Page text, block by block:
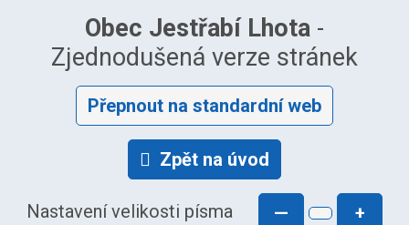
Obec Jestřabí Lhota -
Zjednodušená verze stránek
Přepnout na standardní web
Zpět na úvod
Nastavení velikosti písma — +